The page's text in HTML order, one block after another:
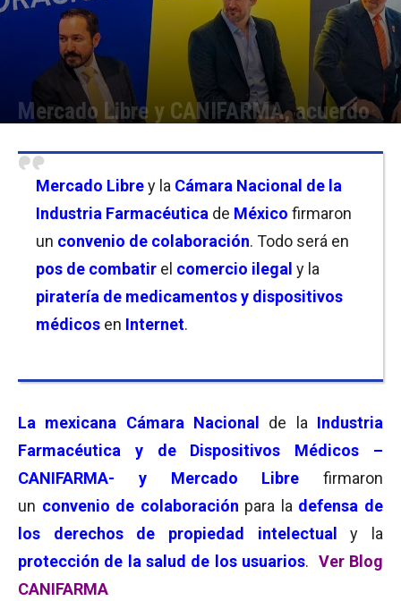
Mercado Libre y CANIFARMA, acuerdo
Mercado Librey la Cámara Nacional de la
Industria Farmacéutica de México firmaron
un convenio de colaboración. Todo será en
pos de combatir el comercio ilegal y la
piratería de medicamentos y dispositivos
médicos en Internet.
La mexicana Cámara Nacional de la Industria
Farmacéutica y de Dispositivos Médicos –
CANIFARMA- y Mercado Libre firmaron
un convenio de colaboración para la defensa de
los derechos de propiedad intelectual
y la
protección de la salud de los usuarios. Ver Blog
CANIFARMA